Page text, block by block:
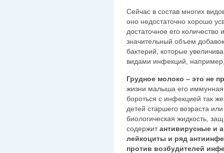
Сейчас в состав многих
оно недостаточно хорошо
достаточное его
значительный объем
бактерий, которые
видами инфекций,
Грудное молоко – это не
жизни малыша его
бороться с инфекцией так
детей старшего возраста
биологическая жидкость,
содержитантивирусные и
лейкоциты и ряд
против возбудителей